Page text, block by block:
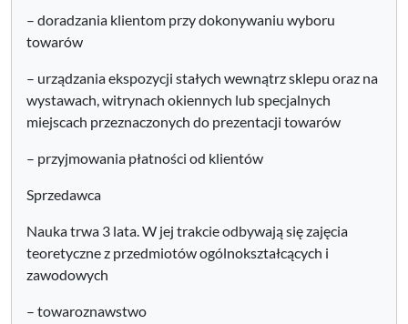
– doradzania klientom przy dokonywaniu wyboru
towarów
– urządzania ekspozycji stałych wewnątrz sklepu oraz na
wystawach, witrynach okiennych lub specjalnych
miejscach przeznaczonych do prezentacji towarów
– przyjmowania płatności od klientów
Sprzedawca
Nauka trwa 3 lata. W jej trakcie odbywają się zajęcia
teoretyczne z przedmiotów ogólnokształcących i
zawodowych
– towaroznawstwo